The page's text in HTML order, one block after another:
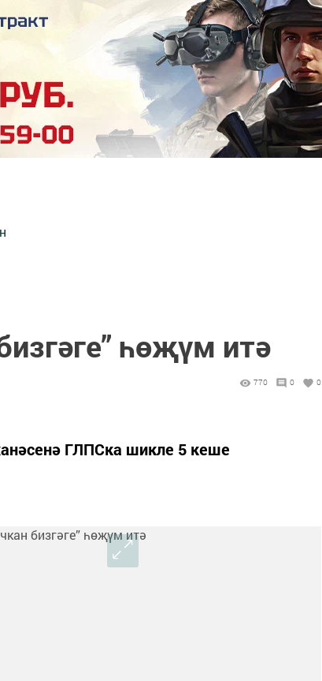
һөҗүм итә
770 0 0
ГЛПСка шикле 5 кеше